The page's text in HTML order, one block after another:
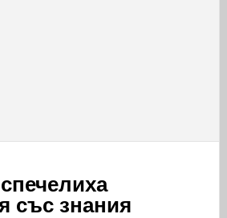
със знания